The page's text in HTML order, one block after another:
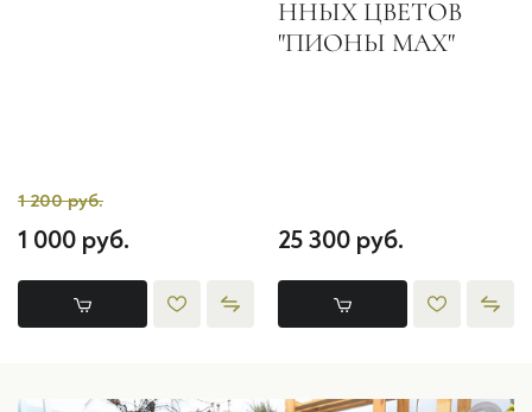
1 200 руб.
1 000 руб.
ННЫХ ЦВЕТОВ
"ПИОНЫ MAX"
25 300 руб.